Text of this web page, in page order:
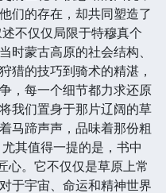
们的存在，却共同塑造了
不仅仅局限于特穆真个
时蒙古高原的社会结构、
猎的技巧到骑术的精湛，
，每一个细节都力求还原
我们置身于那片辽阔的草
马蹄声声，品味着那份粗
其值得一提的是，书中
心。它不仅仅是草原上常
于宇宙、命运和精神世界